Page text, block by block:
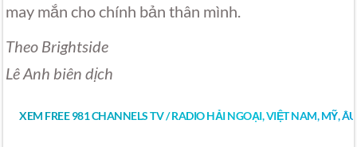
may mắn cho chính bản thân mình.
Theo Brightside
Lê Anh biên dịch
XEM FREE 981 CHANNELS TV / RADIO HẢI NGOẠI, VIỆT NAM, MỸ,